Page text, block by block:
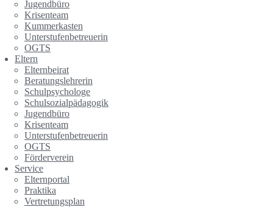
Jugendbüro
Krisenteam
Kummerkasten
Unterstufenbetreuerin
OGTS
Eltern
Elternbeirat
Beratungslehrerin
Schulpsychologe
Schulsozialpädagogik
Jugendbüro
Krisenteam
Unterstufenbetreuerin
OGTS
Förderverein
Service
Elternportal
Praktika
Vertretungsplan